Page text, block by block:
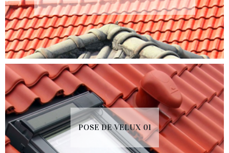
POSE DE VELUX 01